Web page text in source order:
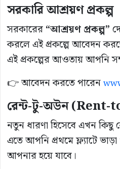
সরকারি আশ্রয়ণ প্রকল্প
সরকারের“আশ্রয়ণ প্রকল্প”
করলে এই প্রকল্পে আবেদন
এই প্রকল্পের আওতায় আপনি
👉 আবেদন করতে পারেন
রেন্ট-টু-অউন (Rent-
নতুন ধারণা হিসেবে এখন কিছু
এতে আপনি প্রথমে ফ্ল্যাটে
আপনার হয়ে যাবে।